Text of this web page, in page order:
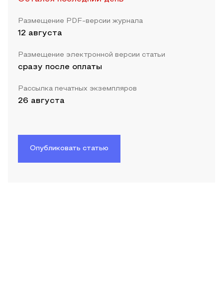
Размещение PDF-версии журнала
12 августа
Размещение электронной версии статьи
сразу после оплаты
Рассылка печатных экземпляров
26 августа
Опубликовать статью